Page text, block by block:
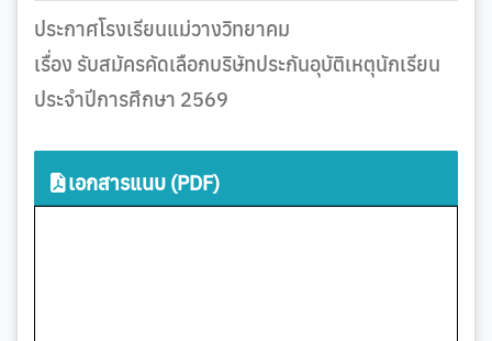
ประกาศโรงเรียนแม่วางวิทยาคม
เรื่อง รับสมัครคัดเลือกบริษัทประกันอุบัติเหตุนักเรียน
ประจำปีการศึกษา 2569
เอกสารแนบ (PDF)